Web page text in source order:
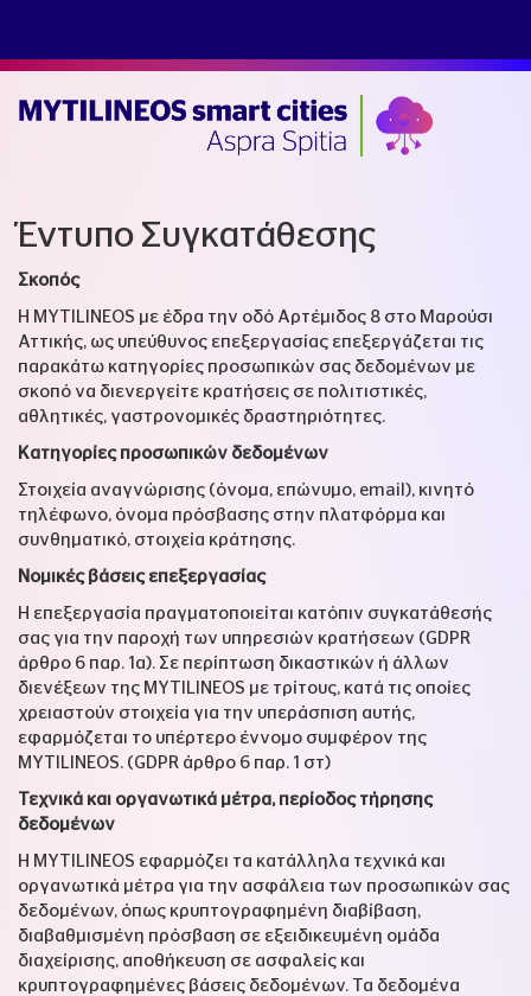
Έντυπο Συγκατάθεσης
Σκοπός
Η MYTILINEOS με έδρα την οδό Αρτέμιδος 8 στο Μαρούσι
Αττικής, ως υπεύθυνος επεξεργασίας επεξεργάζεται τις
παρακάτω κατηγορίες προσωπικών σας δεδομένων με
σκοπό να διενεργείτε κρατήσεις σε πολιτιστικές,
αθλητικές, γαστρονομικές δραστηριότητες.
Κατηγορίες προσωπικών δεδομένων
Στοιχεία αναγνώρισης (όνομα, επώνυμο, email), κινητό
τηλέφωνο, όνομα πρόσβασης στην πλατφόρμα και
συνθηματικό, στοιχεία κράτησης.
Νομικές βάσεις επεξεργασίας
Η επεξεργασία πραγματοποιείται κατόπιν συγκατάθεσής
σας για την παροχή των υπηρεσιών κρατήσεων (GDPR
άρθρο 6 παρ. 1α). Σε περίπτωση δικαστικών ή άλλων
διενέξεων της MYTILINEOS με τρίτους, κατά τις οποίες
χρειαστούν στοιχεία για την υπεράσπιση αυτής,
εφαρμόζεται το υπέρτερο έννομο συμφέρον της
MYTILINEOS. (GDPR άρθρο 6 παρ. 1 στ)
Τεχνικά και οργανωτικά μέτρα, περίοδος τήρησης
δεδομένων
Η MYTILINEOS εφαρμόζει τα κατάλληλα τεχνικά και
οργανωτικά μέτρα για την ασφάλεια των προσωπικών σας
δεδομένων, όπως κρυπτογραφημένη διαβίβαση,
διαβαθμισμένη πρόσβαση σε εξειδικευμένη ομάδα
διαχείρισης, αποθήκευση σε ασφαλείς και
κρυπτογραφημένες βάσεις δεδομένων. Τα δεδομένα